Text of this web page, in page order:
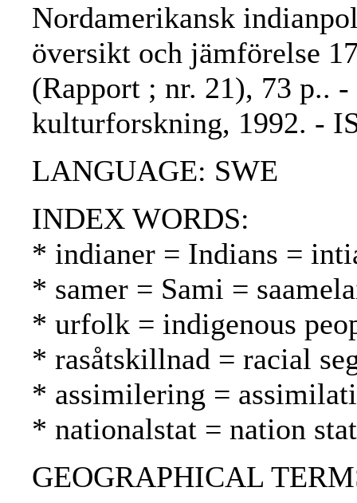
Nordamerikansk
översikt och jämförelse
(Rapport ; nr. 21), 73 p..
kulturforskning, 1992. -
LANGUAGE: SWE
INDEX WORDS:
* indianer = Indians =
* samer = Sami =
* urfolk = indigenous
* rasåtskillnad = racial
* assimilering =
* nationalstat = nation
GEOGRAPHICAL